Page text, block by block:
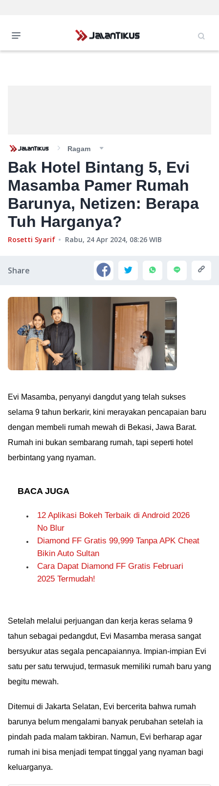
Ragam
Bak Hotel Bintang 5, Evi
Masamba Pamer Rumah
Barunya, Netizen: Berapa
Tuh Harganya?
Rosetti Syarif Rabu, 24 Apr 2024, 08:26 WIB
Share
Evi Masamba, penyanyi dangdut yang telah sukses
selama 9 tahun berkarir, kini merayakan pencapaian baru
dengan membeli rumah mewah di Bekasi, Jawa Barat.
Rumah ini bukan sembarang rumah, tapi seperti hotel
berbintang yang nyaman.
BACA JUGA
12 Aplikasi Bokeh Terbaik di Android 2026
No Blur
Diamond FF Gratis 99,999 Tanpa APK Cheat
Bikin Auto Sultan
Cara Dapat Diamond FF Gratis Februari
2025 Termudah!
Setelah melalui perjuangan dan kerja keras selama 9
tahun sebagai pedangdut, Evi Masamba merasa sangat
bersyukur atas segala pencapaiannya. Impian-impian Evi
satu per satu terwujud, termasuk memiliki rumah baru yang
begitu mewah.
Ditemui di Jakarta Selatan, Evi bercerita bahwa rumah
barunya belum mengalami banyak perubahan setelah ia
pindah pada malam takbiran. Namun, Evi berharap agar
rumah ini bisa menjadi tempat tinggal yang nyaman bagi
keluarganya.